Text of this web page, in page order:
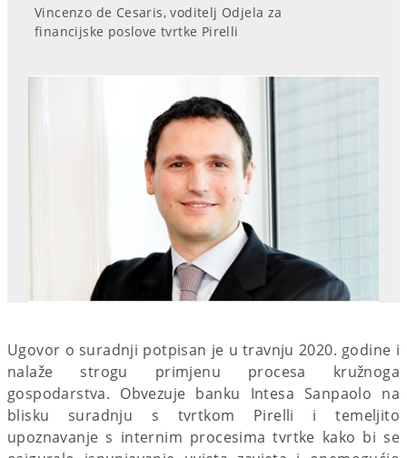
Vincenzo de Cesaris, voditelj Odjela za
financijske poslove tvrtke Pirelli
Ugovor o suradnji potpisan je u travnju 2020. godine i
nalaže strogu primjenu procesa kružnoga
gospodarstva. Obvezuje banku Intesa Sanpaolo na
blisku suradnju s tvrtkom Pirelli i temeljito
upoznavanje s internim procesima tvrtke kako bi se